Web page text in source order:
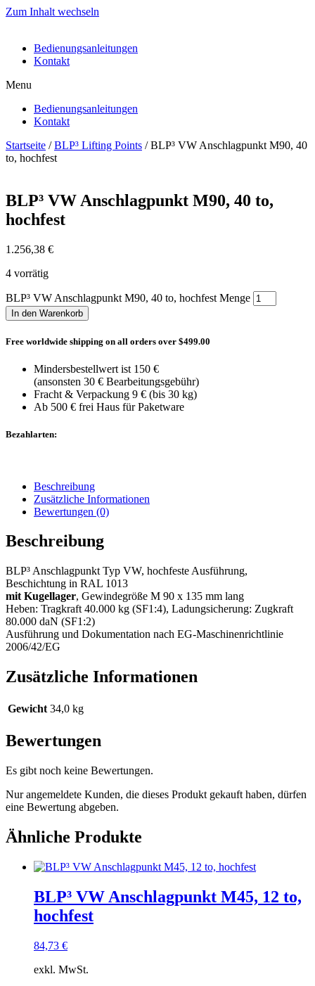
Zum Inhalt wechseln
Bedienungsanleitungen
Kontakt
Menu
Bedienungsanleitungen
Kontakt
Startseite /BLP³ Lifting Points / BLP³ VW Anschlagpunkt M90, 40
to, hochfest
BLP³ VW Anschlagpunkt M90, 40 to,
hochfest
1.256,38 €
4 vorrätig
BLP³ VW Anschlagpunkt M90, 40 to, hochfest Menge
In den Warenkorb
Free worldwide shipping on all orders over $499.00
Mindersbestellwert ist 150 €
(ansonsten 30 € Bearbeitungsgebühr)
Fracht & Verpackung 9 € (bis 30 kg)
Ab 500 € frei Haus für Paketware
Bezahlarten:
Beschreibung
Zusätzliche Informationen
Bewertungen (0)
Beschreibung
BLP³ Anschlagpunkt Typ VW, hochfeste Ausführung,
Beschichtung in RAL 1013
mit Kugellager, Gewindegröße M 90 x 135 mm lang
Heben: Tragkraft 40.000 kg (SF1:4), Ladungsicherung: Zugkraft
80.000 daN (SF1:2)
Ausführung und Dokumentation nach EG-Maschinenrichtlinie
2006/42/EG
Zusätzliche Informationen
Gewicht 34,0 kg
Bewertungen
Es gibt noch keine Bewertungen.
Nur angemeldete Kunden, die dieses Produkt gekauft haben, dürfen
eine Bewertung abgeben.
Ähnliche Produkte
BLP³ VW Anschlagpunkt M45, 12 to,
hochfest
84,73 €
exkl. MwSt.